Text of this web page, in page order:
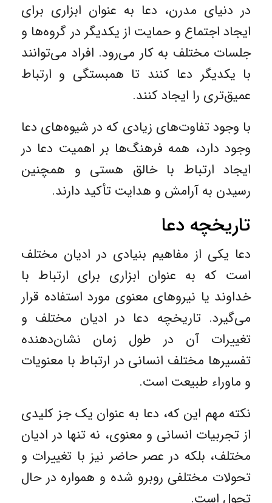
در دنیای مدرن، دعا به عنوان ابزاری برای
ایجاد اجتماع و حمایت از یکدیگر در گروه‌ها و
جلسات مختلف به کار می‌رود. افراد می‌توانند
با یکدیگر دعا کنند تا همبستگی و ارتباط
عمیق‌تری را ایجاد کنند.
با وجود تفاوت‌های زیادی که در شیوه‌های دعا
وجود دارد، همه فرهنگ‌ها بر اهمیت دعا در
ایجاد ارتباط با خالق هستی و همچنین
رسیدن به آرامش و هدایت تأکید دارند.
تاریخچه دعا
دعا یکی از مفاهیم بنیادی در ادیان مختلف
است که به عنوان ابزاری برای ارتباط با
خداوند یا نیروهای معنوی مورد استفاده قرار
می‌گیرد. تاریخچه دعا در ادیان مختلف و
تغییرات آن در طول زمان نشان‌دهنده
تفسیرها مختلف انسانی در ارتباط با معنویات
و ماوراء طبیعت است.
نکته مهم این که، دعا به عنوان یک جز کلیدی
از تجربیات انسانی و معنوی، نه ‌تنها در ادیان
مختلف، بلکه در عصر حاضر نیز با تغییرات و
تحولات مختلفی روبرو شده و همواره در حال